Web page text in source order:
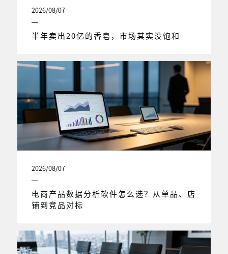
2026/08/07
半年卖出20亿的香皂，市场其实没饱和
2026/08/07
电商产品数据分析软件怎么选？从单品、店
铺到竞品对标